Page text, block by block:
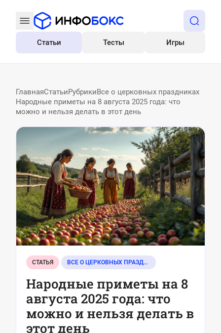
Все
Статьи Тесты Игры
ГлавнаяСтатьиРубрикиВсе о церковных праздниках
Народные приметы на 8 августа 2025 года: что
можно и нельзя делать в этот день
СТАТЬЯ ВСЕ О ЦЕРКОВНЫХ ПРАЗДНИКАХ
Народные приметы на 8
августа 2025 года: что
можно и нельзя делать в
этот день